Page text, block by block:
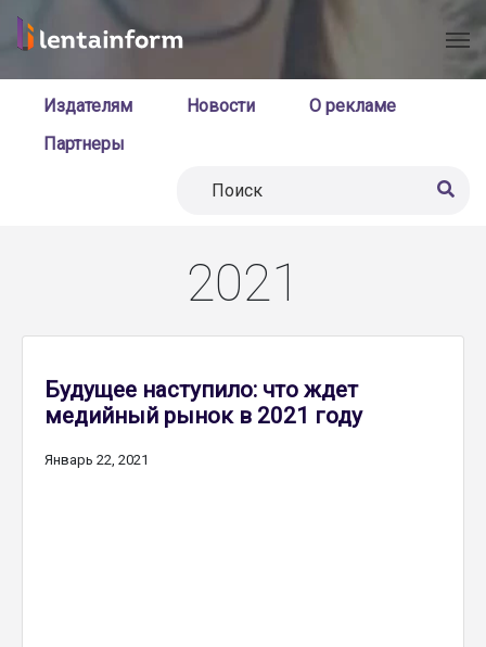
Издателям Новости
О рекламе
Партнеры
2021
Будущее наступило: что ждет
медийный рынок в 2021 году
Январь 22, 2021